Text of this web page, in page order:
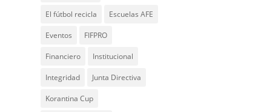
El fútbol recicla Escuelas AFE
Eventos FIFPRO
Financiero Institucional
Integridad Junta Directiva
Korantina Cup